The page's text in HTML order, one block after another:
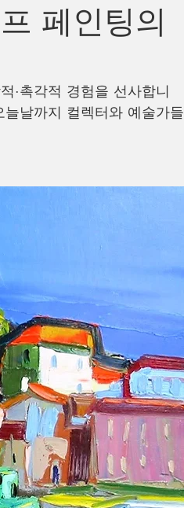
페인팅의
·촉각적 경험을 선사합니
날까지 컬렉터와 예술가들